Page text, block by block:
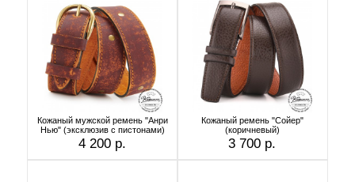
Кожаный мужской ремень "Анри
Нью" (эксклюзив с пистонами)
4 200 р.
Кожаный ремень "Сойер"
(коричневый)
3 700 р.